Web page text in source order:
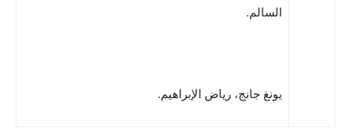
السالم.
يونغ جانج، رياض الإبراهيم.